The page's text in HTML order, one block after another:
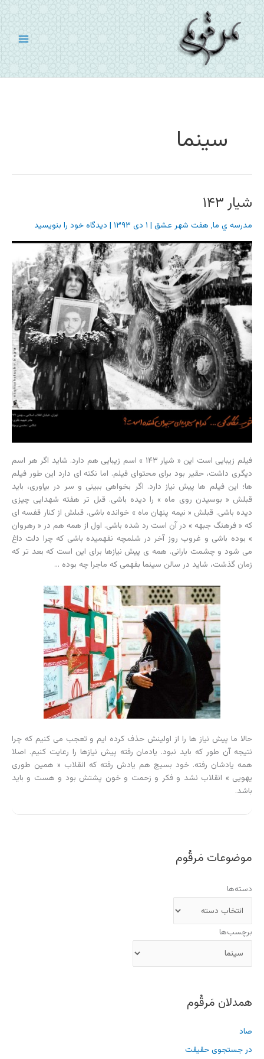
پرش
به
محتوا
سینما
شیار ۱۴۳
مدرسه ي ما, هفت شهر عشق | ۱ دی ۱۳۹۳ | دیدگاه‌ خود را بنویسید
فیلم زیبایی است این « شیار ۱۴۳ » اسم زیبایی هم دارد. شاید اگر هر اسم
دیگری داشت، حقیر بود برای محتوای فیلم. اما نکته ای دارد این طور فیلم
ها؛ این فیلم ها پیش نیاز دارد. اگر بخواهی ببینی و سر در بیاوری، باید
قبلش « بوسیدن روی ماه » را دیده باشی. قبل تر هفته شهدایی چیزی
دیده باشی. قبلش « نیمه پنهان ماه » خوانده باشی. قبلش از کنار قفسه ای
که « فرهنگ جبهه » در آن است رد شده باشی. اول از همه هم در « رهروان
» بوده باشی و غروب روز آخر در شلمچه نفهمیده باشی که چرا دلت داغ
می شود و چشمت بارانی. همه ی پیش نیازها برای این است که بعد تر که
زمان گذشت، شاید در سالن سینما بفهمی که ماجرا چه بوده …
حالا ما پیش نیاز ها را از اولینش حذف کرده ایم و تعجب می کنیم که چرا
نتیجه آن طور که باید نبود. یادمان رفته پیش نیازها را رعایت کنیم. اصلا
همه یادشان رفته. خود بسیج هم یادش رفته که انقلاب « همین طوری
یهویی » انقلاب نشد و فکر و زحمت و خون پشتش بود و هست و باید
باشد.
موضوعات مَرقُوم
دسته‌ها
برچسب‌ها
همدلان مَرقُوم
صاد
در جستجوی حقیقت